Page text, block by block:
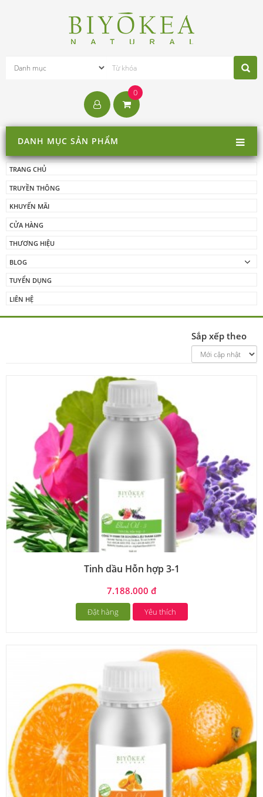
0
DANH MỤC SẢN PHẨM
TRANG CHỦ
TRUYỀN THÔNG
KHUYẾN MÃI
CỬA HÀNG
THƯƠNG HIỆU
BLOG
TUYỂN DỤNG
LIÊN HỆ
Sắp xếp theo
Tinh dầu Hỗn hợp 3-1
7.188.000 đ
Đặt hàng Yêu thích